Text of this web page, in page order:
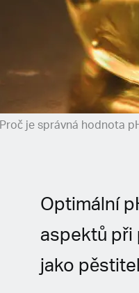
Proč je správná hodnota
Optimální
aspektů při
jako